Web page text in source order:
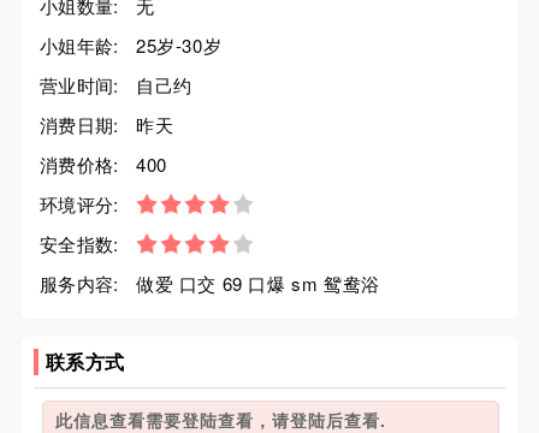
小姐数量:
无
小姐年龄:
25岁-30岁
营业时间:
自己约
消费日期:
昨天
消费价格:
400
环境评分:
安全指数:
服务内容:
做爱 口交 69 口爆 sm 鸳鸯浴
联系方式
此信息查看需要登陆查看，请登陆后查看.